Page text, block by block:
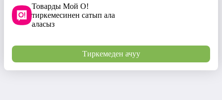
Товарды Мой О!
тиркемесинен сатып ала
аласыз
Тиркемеден ачуу